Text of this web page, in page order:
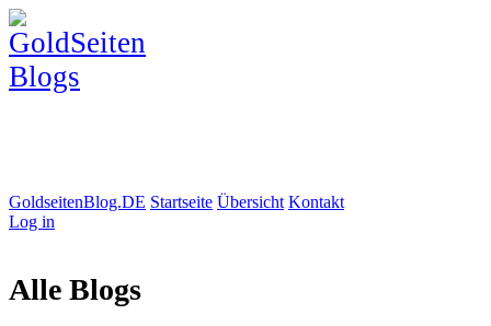
GoldseitenBlog.DE Startseite Übersicht Kontakt
Log in
Alle Blogs